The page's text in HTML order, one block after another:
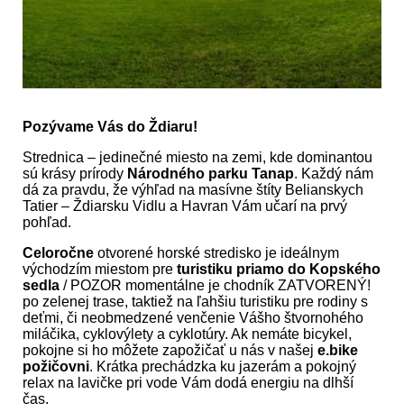
Pozývame Vás do Ždiaru!
Strednica – jedinečné miesto na zemi, kde dominantou
sú krásy prírody Národného parku Tanap. Každý nám
dá za pravdu, že výhľad na masívne štíty Belianskych
Tatier – Ždiarsku Vidlu a Havran Vám učarí na prvý
pohľad.
Celoročne otvorené horské stredisko je ideálnym
východzím miestom pre turistiku priamo do Kopského
sedla / POZOR momentálne je chodník ZATVORENÝ!
po zelenej trase, taktiež na ľahšiu turistiku pre rodiny s
deťmi, či neobmedzené venčenie Vášho štvornohého
miláčika, cyklovýlety a cyklotúry. Ak nemáte bicykel,
pokojne si ho môžete zapožičať u nás v našej e.bike
požičovni. Krátka prechádzka ku jazerám a pokojný
relax na lavičke pri vode Vám dodá energiu na dlhší
čas.